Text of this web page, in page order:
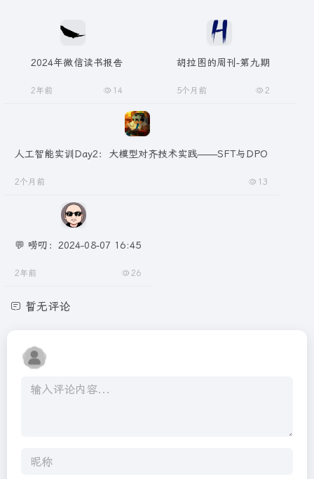
2024年微信读书报告
2年前 14
胡拉图的周刊-第九期
5个月前 2
人工智能实训Day2：大模型对齐技术实践——SFT与DPO
2个月前 13
💬 唠叨：2024-08-07 16:45
2年前 26
暂无评论